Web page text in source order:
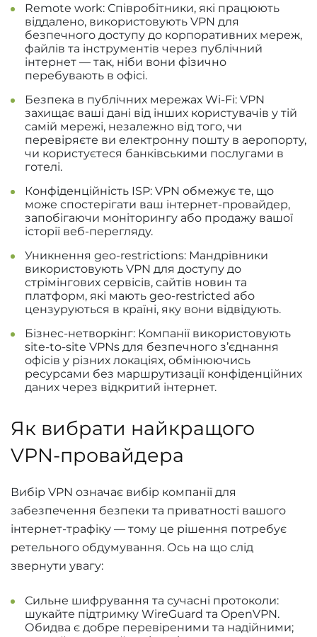
Remote work: Співробітники, які працюють
віддалено, використовують VPN для
безпечного доступу до корпоративних мереж,
файлів та інструментів через публічний
інтернет — так, ніби вони фізично
перебувають в офісі.
Безпека в публічних мережах Wi-Fi: VPN
захищає ваші дані від інших користувачів у тій
самій мережі, незалежно від того, чи
перевіряєте ви електронну пошту в аеропорту,
чи користуєтеся банківськими послугами в
готелі.
Конфіденційність ISP: VPN обмежує те, що
може спостерігати ваш інтернет-провайдер,
запобігаючи моніторингу або продажу вашої
історії веб-перегляду.
Уникнення geo-restrictions: Мандрівники
використовують VPN для доступу до
стрімінгових сервісів, сайтів новин та
платформ, які мають geo-restricted або
цензуруються в країні, яку вони відвідують.
Бізнес-нетворкінг: Компанії використовують
site-to-site VPNs для безпечного з’єднання
офісів у різних локаціях, обмінюючись
ресурсами без маршрутизації конфіденційних
даних через відкритий інтернет.
Як вибрати найкращого
VPN-провайдера
Вибір VPN означає вибір компанії для
забезпечення безпеки та приватності вашого
інтернет-трафіку — тому це рішення потребує
ретельного обдумування. Ось на що слід
звернути увагу:
Сильне шифрування та сучасні протоколи:
шукайте підтримку WireGuard та OpenVPN.
Обидва є добре перевіреними та надійними;